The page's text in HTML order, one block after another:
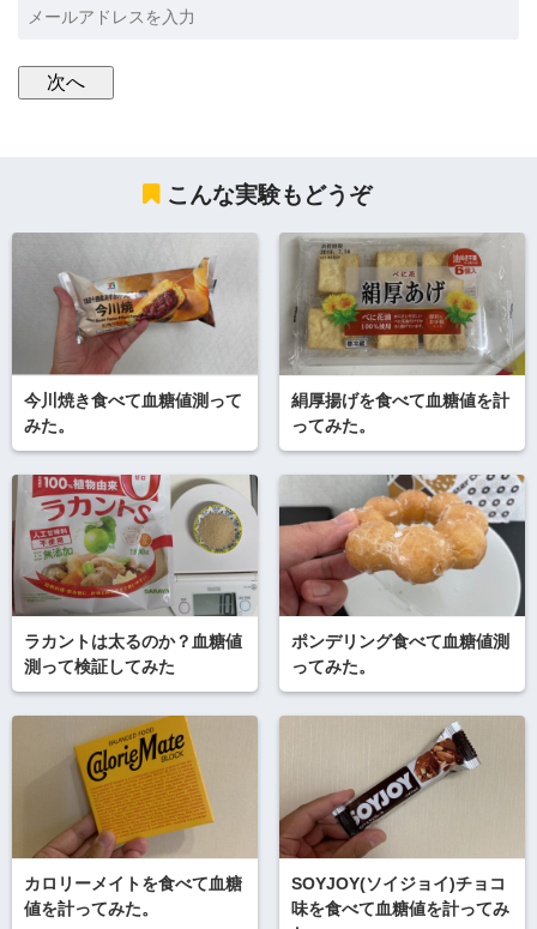
こんな実験もどうぞ
今川焼き食べて血糖値測って
みた。
絹厚揚げを食べて血糖値を計
ってみた。
ラカントは太るのか？血糖値
測って検証してみた
ポンデリング食べて血糖値測
ってみた。
カロリーメイトを食べて血糖
値を計ってみた。
SOYJOY(ソイジョイ)チョコ
味を食べて血糖値を計ってみ